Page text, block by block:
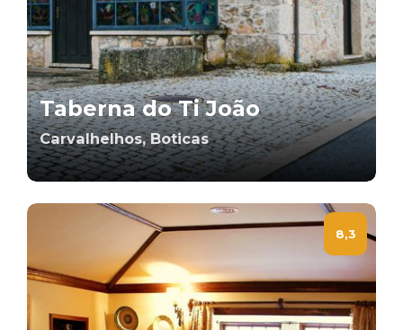
Taberna do Ti João
Carvalhelhos, Boticas
8,3